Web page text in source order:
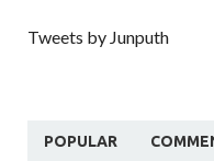
Tweets by Junputh
POPULAR